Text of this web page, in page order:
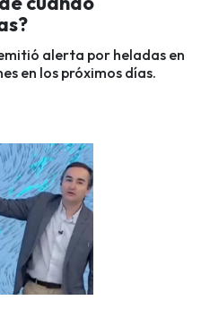
alerta por heladas en
en los próximos días.